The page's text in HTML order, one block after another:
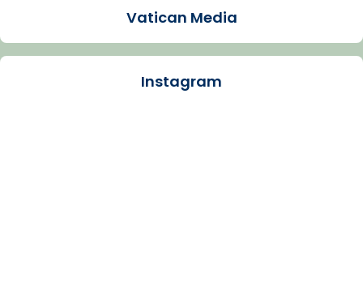
Arquebisbat de Barcelona
Vatican Media
Instagram